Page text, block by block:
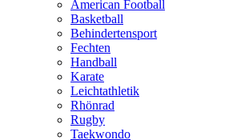
American Football
Basketball
Behindertensport
Fechten
Handball
Karate
Leichtathletik
Rhönrad
Rugby
Taekwondo